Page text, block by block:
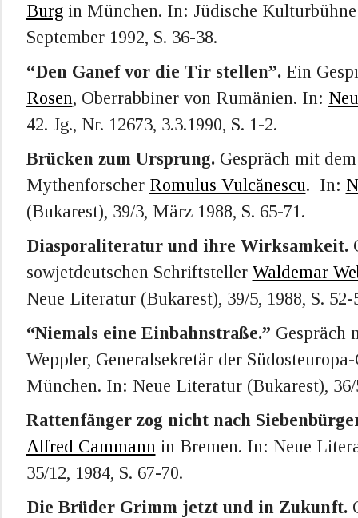
Burgin München. In: Jüdische
September 1992, S. 36-38.
“Den Ganef vor die Tir stellen”. Ein
Rosen, Oberrabbiner von Rumänien. In:
42. Jg., Nr. 12673, 3.3.1990, S. 1-2.
Brücken zum Ursprung. Gespräch mit
Mythenforscher Romulus Vulcănescu. In:
(Bukarest), 39/3, März 1988, S. 65-71.
Diasporaliteratur und ihre Wirksamkeit.
sowjetdeutschen Schriftsteller Waldemar
Neue Literatur (Bukarest), 39/5, 1988, S. 52-
“Niemals eine Einbahnstraße.” Gespräch
Weppler, Generalsekretär der
München. In: Neue Literatur (Bukarest), 36/
Rattenfänger zog nicht nach
Alfred Cammannin Bremen. In: Neue
35/12, 1984, S. 67-70.
Die Brüder Grimm jetzt und in Zukunft.